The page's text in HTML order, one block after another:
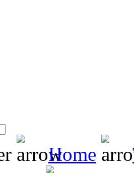
Home